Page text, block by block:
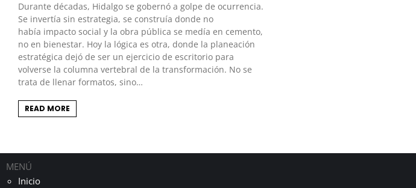
Durante décadas, Hidalgo se gobernó a golpe de ocurrencia.
Se invertía sin estrategia, se construía donde no
había impacto social y la obra pública se medía en cemento,
no en bienestar. Hoy la lógica es otra, donde la planeación
estratégica dejó de ser un ejercicio de escritorio para
volverse la columna vertebral de la transformación. No se
trata de llenar formatos, sino…
READ MORE
MENÚ
Inicio